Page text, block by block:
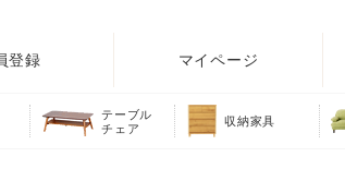
登録 マイページ
テーブル
チェア
収納家具